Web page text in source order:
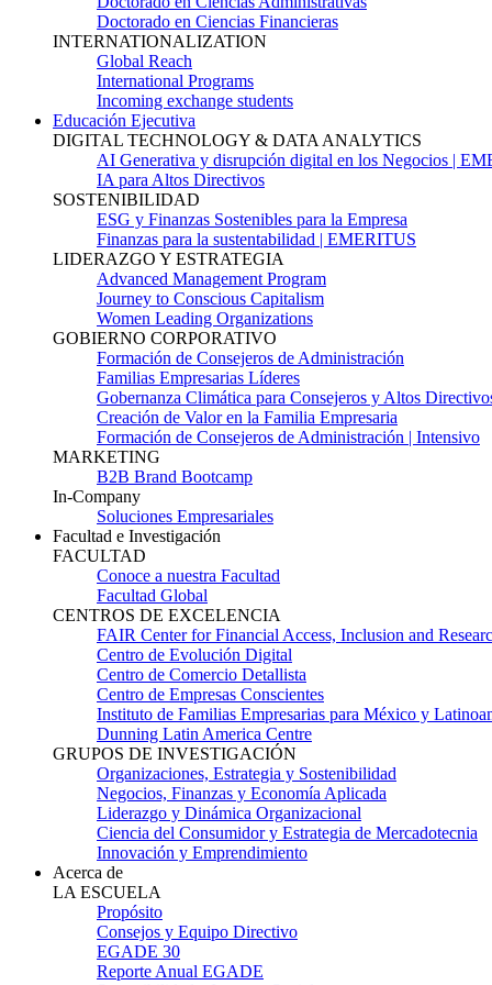
Doctorado en Ciencias Financieras
INTERNATIONALIZATION
Global Reach
International Programs
Incoming exchange students
Educación Ejecutiva
DIGITAL TECHNOLOGY & DATA ANALYTICS
AI Generativa y disrupción digital en los Negocios |
IA para Altos Directivos
SOSTENIBILIDAD
ESG y Finanzas Sostenibles para la Empresa
Finanzas para la sustentabilidad | EMERITUS
LIDERAZGO Y ESTRATEGIA
Advanced Management Program
Journey to Conscious Capitalism
Women Leading Organizations
GOBIERNO CORPORATIVO
Formación de Consejeros de Administración
Familias Empresarias Líderes
Gobernanza Climática para Consejeros y Altos
Creación de Valor en la Familia Empresaria
Formación de Consejeros de Administración | Intensivo
MARKETING
B2B Brand Bootcamp
In-Company
Soluciones Empresariales
Facultad e Investigación
FACULTAD
Conoce a nuestra Facultad
Facultad Global
CENTROS DE EXCELENCIA
FAIR Center for Financial Access, Inclusion and
Centro de Evolución Digital
Centro de Comercio Detallista
Centro de Empresas Conscientes
Instituto de Familias Empresarias para México y
Dunning Latin America Centre
GRUPOS DE INVESTIGACIÓN
Organizaciones, Estrategia y Sostenibilidad
Negocios, Finanzas y Economía Aplicada
Liderazgo y Dinámica Organizacional
Ciencia del Consumidor y Estrategia de Mercadotecnia
Innovación y Emprendimiento
Acerca de
LA ESCUELA
Propósito
Consejos y Equipo Directivo
EGADE 30
Reporte Anual EGADE